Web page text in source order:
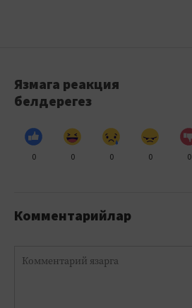
Язмага реакция
белдерегез
0 0 0 0 0
Комментарийлар